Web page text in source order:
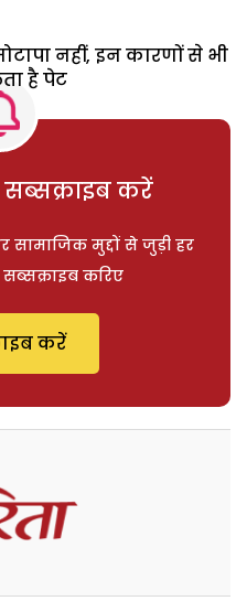
नहीं, इन कारणों से भी
है पेट
सब्सक्राइब करें
सामाजिक मुद्दों से जुड़ी हर
करिए
करें